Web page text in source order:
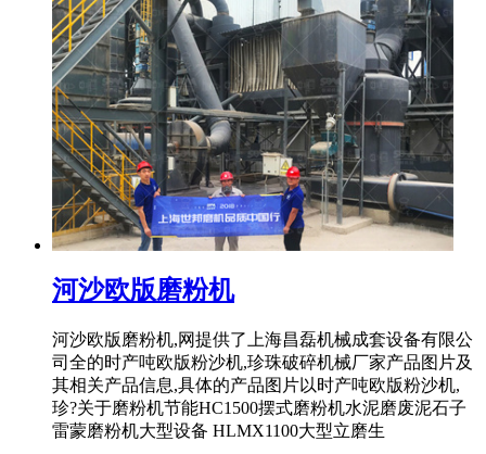
河沙欧版磨粉机
河沙欧版磨粉机,网提供了上海昌磊机械成套设备有限公
司全的时产吨欧版粉沙机,珍珠破碎机械厂家产品图片及
其相关产品信息,具体的产品图片以时产吨欧版粉沙机,
珍?关于磨粉机节能HC1500摆式磨粉机水泥磨废泥石子
雷蒙磨粉机大型设备 HLMX1100大型立磨生